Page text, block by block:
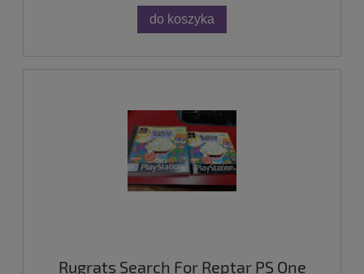
do koszyka
Rugrats Search For Reptar PS One